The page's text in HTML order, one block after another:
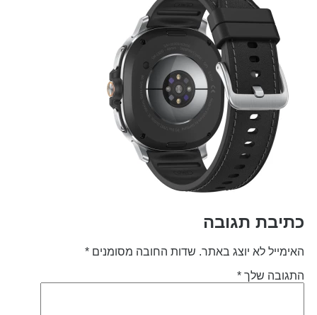
תגובה
לא יוצג באתר. שדות החובה מסומנים*
שלך*